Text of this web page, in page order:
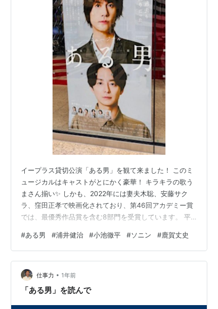
イープラス貸切公演「ある男」を観て来ました！ このミ
ュージカルはキャストがとにかく豪華！ キラキラの歌う
まさん揃い✨ しかも、2022年には妻夫木聡、安藤サク
ラ、窪田正孝で映画化されており、第46回アカデミー賞
では、最優秀作品賞を含む8部門を受賞しています。 平
去が複雑に絡み合ったこの作品をどうミュージカル化し
たのか、気になります。 最初は浦井健治さんが、城戸と
いう弁護士で、家庭を持ち皆にやっかまれるくらい完璧
な人物として登場します。 後ろで黒いダンサーさんたち
が、フレームを動かしています。 （映画冒頭とラストで
#ある男 #浦井健治 #小池徹平 #ソニン #鹿賀丈史
仕事力 • 1年前
「ある男」を読んで